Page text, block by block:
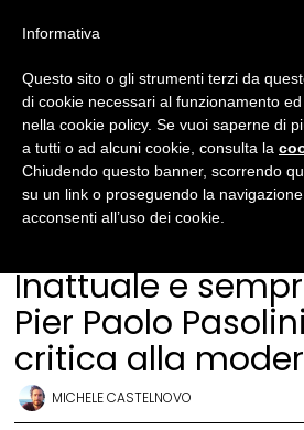
Inattuale e
Pier Paolo
critica alla
MICHELE CASTELNOVO
Informativa
Questo sito o gli strumenti terzi da
di cookie necessari al funzionamento
nella cookie policy. Se vuoi saperne di
a tutti o ad alcuni cookie, consulta la
Chiudendo questo banner, scorrendo
su un link o proseguendo la
acconsenti all’uso dei cookie.